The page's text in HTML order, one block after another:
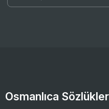
Osmanlıca Sözlükler